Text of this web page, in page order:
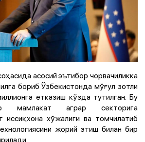
асосий эътибор чорвачиликка
бориб Ўзбекистонда мўғул зотли
етказиш кўзда тутилган. Бу
мамлакат аграр секторига
иссиқхона хўжалиги ва томчилатиб
жорий этиш билан бир